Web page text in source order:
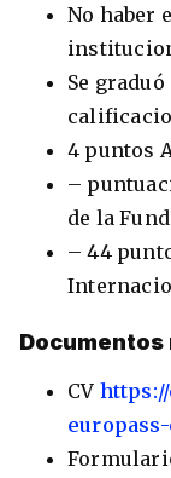
No haber
Se
4 puntos
–
de la
– 44
CV